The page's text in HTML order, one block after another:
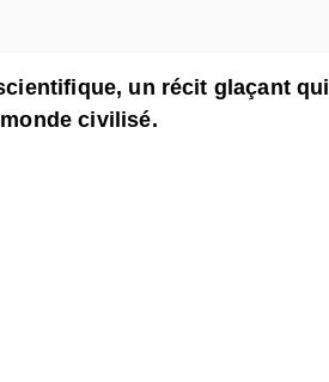
un récit glaçant qui
civilisé.